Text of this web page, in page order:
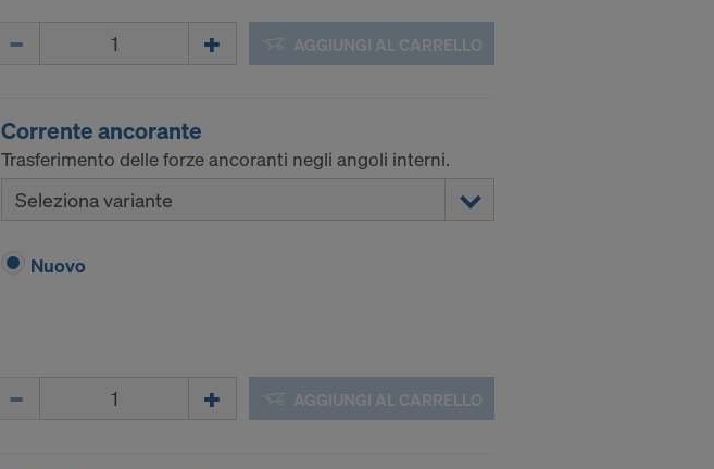
AGGIUNGI AL CARRELLO
Corrente ancorante
Trasferimento delle forze ancoranti negli angoli interni.
Seleziona variante
Nuovo
AGGIUNGI AL CARRELLO